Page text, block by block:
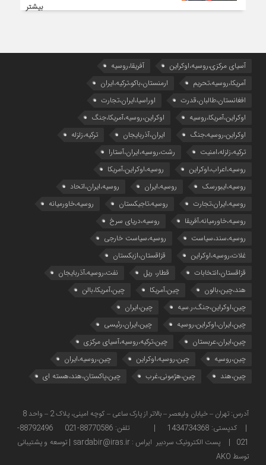
بیشتر
آسیای مرکزی،روسیه،اوکراین
آفریقا،روسیه
آمریکا،روسیه،تحریم
ارمنستان،باکو،ترکیه،ایران
افغانستان،طالبان،قدرت
اوراسیا،ایران،تجارت
اوکراین،آمریکا،روسیه
اوکراین،روسیه،آمریکا،جنگ
اوکراین،روسیه،جنگ
ایران،آذربایجان
ترکیه،زلزله
ترکیه،زلزله،امنیت
رشت،روسیه،ایران،آستارا
روسیه،اعراب،اوکراین
روسیه،اوکراین،آمریکا
روسیه،ایبورسک
روسیه،ایران
روسیه،ایران،اتحاد
روسیه،ایران،تجارت
روسیه،تاجیکستان
روسیه،خاورمیانه
روسیه،خاورمیانه،آفریقا
روسیه،دریای سرخ
روسیه،سند،سیاست
روسیه،سیاست خارجی
غلات،روسیه،اوکراین
قزاقستان،ازبکستان
قزاقستان،انتخابات
قطار، ریل
نفت،روسیه،آذربایجان
هند،چین،بالون
چین،آمریکا
چین،آمریکا،بالن
چین،اوکراین،جنگ،ر.سیه
چین،ایران
چین،ایران،اوکراین،روسیه
چین،ایران،رئیسی
چین،ایران،عربستان
چین،ترکیه،روسیه،آسیای مرکزی
چین،روسیه
چین،روسیه،اوکراین
چین،روسیه،ایران
چین،هند
چین،هژمونی،غرب چین،پاکستان،هند،هسته ای
| کدپستی: 1434734368 | تلفن: 88770586-021 88792496-
021 | پست الکترونیک سردبیر ایراس : sardabir@iras.ir |
توسعه و پشتیبانی
توسط AKO